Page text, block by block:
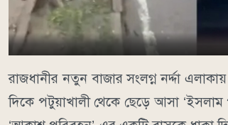
রাজধানীর নতুন বাজার সংলগ্ন নর্দ্দা
দিকে পটুয়াখালী থেকে ছেড়ে আসা ‘ইসলাম